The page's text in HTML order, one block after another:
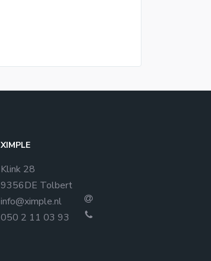
XIMPLE
Klink 28
9356DE Tolbert
info@ximple.nl
050 2 11 03 93